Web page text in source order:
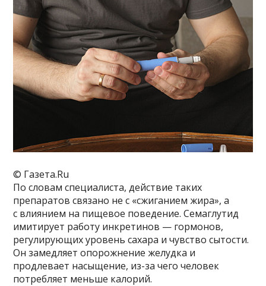
© Газета.Ru
По словам специалиста, действие таких
препаратов связано не с «сжиганием жира», а
с влиянием на пищевое поведение. Семаглутид
имитирует работу инкретинов — гормонов,
регулирующих уровень сахара и чувство сытости.
Он замедляет опорожнение желудка и
продлевает насыщение, из-за чего человек
потребляет меньше калорий.